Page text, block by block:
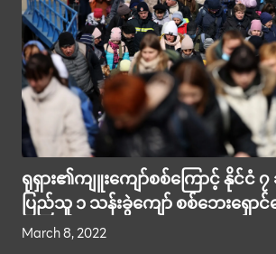
ရုရှား၏ကျူးကျော်စစ်ကြောင့် နိုင်ငံ
ပြည်သူ ၁ သန်းခွဲကျော် စစ်ဘေးရှောင်
March 8, 2022